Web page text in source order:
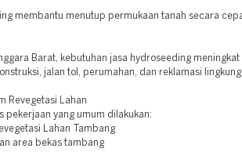
membantu menutup permukaan tanah secara
Barat, kebutuhan jasa hydroseeding
jalan tol, perumahan, dan reklamasi
Revegetasi Lahan
pekerjaan yang umum dilakukan:
Lahan Tambang
area bekas tambang